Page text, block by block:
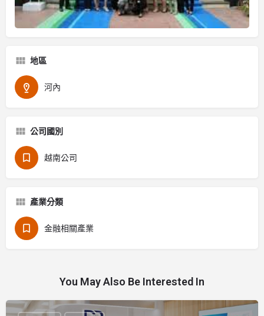
地區
河內
公司國別
越南公司
產業分類
金融相關產業
You May Also Be Interested In